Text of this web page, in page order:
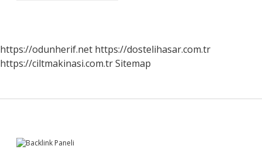
https://odunherif.net https://dostelihasar.com.tr
https://ciltmakinasi.com.trSitemap
Sidebar